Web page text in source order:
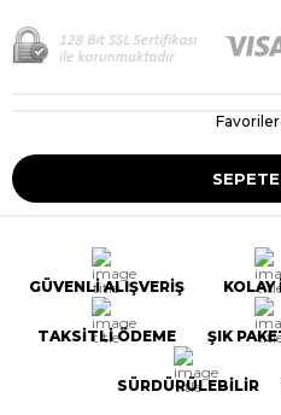
GÜVENLİ ALIŞVERİŞ KOLAY
TAKSİTLİ ÖDEME ŞIK
SÜRDÜRÜLEBİLİR